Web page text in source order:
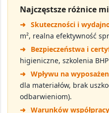
Najczęstsze różnice
➜ Skuteczności i
m², realna efektywność
➜ Bezpieczeństwa i
higieniczne, szkolenia
➜ Wpływu na
dla materiałów, brak
odbarwieniom).
➜ Warunków